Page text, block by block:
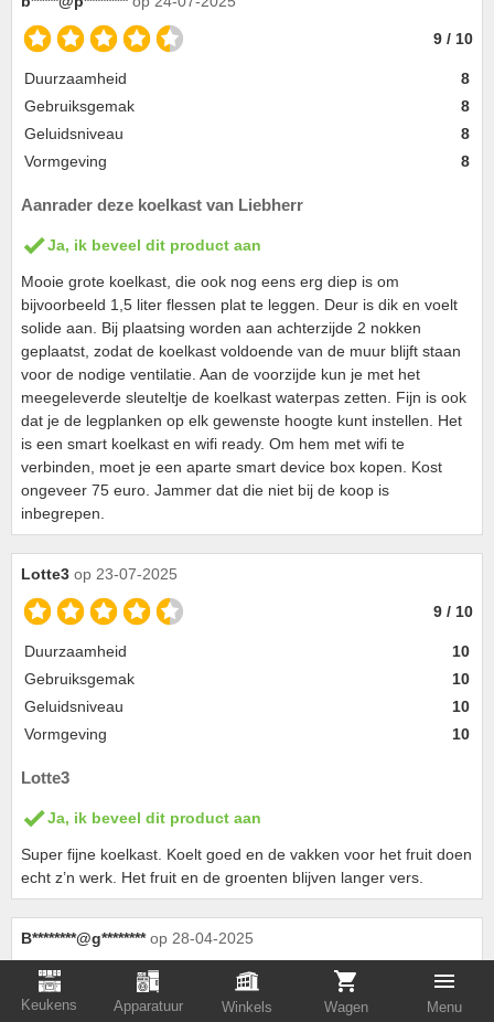
Keukens Apparatuur Winkels Wagen Menu
9 / 10
Duurzaamheid
8
Gebruiksgemak
8
Geluidsniveau
8
Vormgeving
8
Aanrader deze koelkast van Liebherr
Ja, ik beveel dit product aan
Mooie grote koelkast, die ook nog eens erg diep is om
bijvoorbeeld 1,5 liter flessen plat te leggen. Deur is dik en voelt
solide aan. Bij plaatsing worden aan achterzijde 2 nokken
geplaatst, zodat de koelkast voldoende van de muur blijft staan
voor de nodige ventilatie. Aan de voorzijde kun je met het
meegeleverde sleuteltje de koelkast waterpas zetten. Fijn is ook
dat je de legplanken op elk gewenste hoogte kunt instellen. Het
is een smart koelkast en wifi ready. Om hem met wifi te
verbinden, moet je een aparte smart device box kopen. Kost
ongeveer 75 euro. Jammer dat die niet bij de koop is
inbegrepen.
Lotte3 op 23-07-2025
9 / 10
Duurzaamheid
10
Gebruiksgemak
10
Geluidsniveau
10
Vormgeving
10
Lotte3
Ja, ik beveel dit product aan
Super fijne koelkast. Koelt goed en de vakken voor het fruit doen
echt z’n werk. Het fruit en de groenten blijven langer vers.
B********@g******** op 28-04-2025
10 / 10
Duurzaamheid 8